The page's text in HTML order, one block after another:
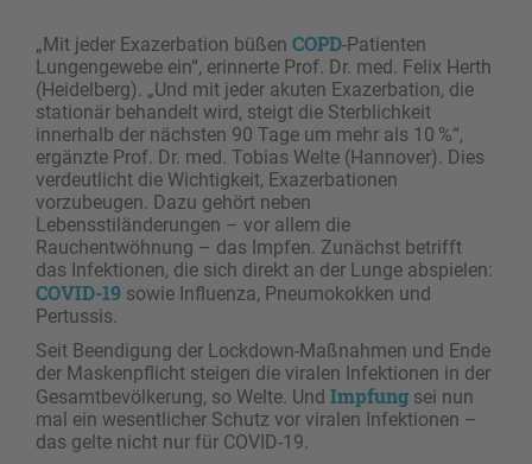
„Mit jeder Exazerbation büßen COPD-Patienten
Lungengewebe ein“, erinnerte Prof. Dr. med. Felix Herth
(Heidelberg). „Und mit jeder akuten Exazerbation, die
stationär behandelt wird, steigt die Sterblichkeit
innerhalb der nächsten 90 Tage um mehr als 10 %“,
ergänzte Prof. Dr. med. Tobias Welte (Hannover). Dies
verdeutlicht die Wichtigkeit, Exazerbationen
vorzubeugen. Dazu gehört neben
Lebensstiländerungen – vor allem die
Rauchentwöhnung – das Impfen. Zunächst betrifft
das Infektionen, die sich direkt an der Lunge abspielen:
COVID-19 sowie Influenza, Pneumokokken und
Pertussis.
Seit Beendigung der Lockdown-Maßnahmen und Ende
der Maskenpflicht steigen die viralen Infektionen in der
Gesamtbevölkerung, so Welte. Und Impfung sei nun
mal ein wesentlicher Schutz vor viralen Infektionen –
das gelte nicht nur für COVID-19.